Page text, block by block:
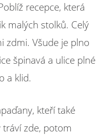
recepce, která
malých stolků. Celý
zdmi. Všude je plno
špinavá a ulice plné
a klid.
kteří také
tráví zde, potom